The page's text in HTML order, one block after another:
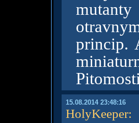
princip.
15.08.2014 23:48:16
HolyKeeper: